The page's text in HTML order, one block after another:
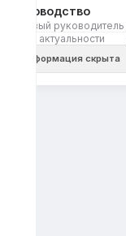
Руководство
Первый руководитель
Дата актуальности
Информация скрыта